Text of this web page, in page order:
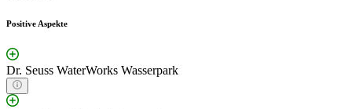
Positive Aspekte
Dr. Seuss WaterWorks Wasserpark